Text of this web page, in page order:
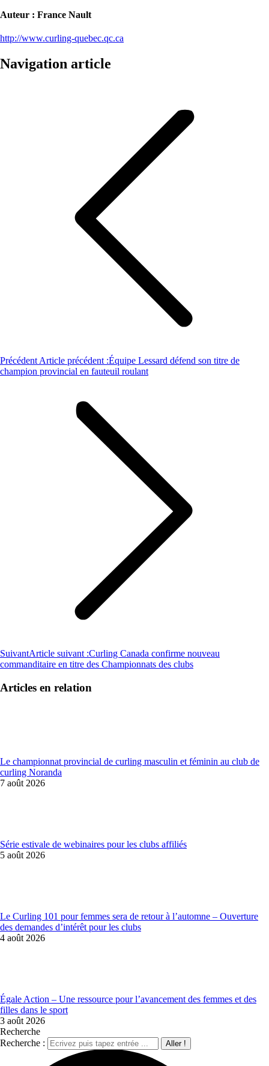
Auteur : France Nault
http://www.curling-quebec.qc.ca
Navigation article
Précédent Article précédent :Équipe Lessard défend son titre de
champion provincial en fauteuil roulant
SuivantArticle suivant :Curling Canada confirme nouveau
commanditaire en titre des Championnats des clubs
Articles en relation
Le championnat provincial de curling masculin et féminin au club de
curling Noranda
7 août 2026
Série estivale de webinaires pour les clubs affiliés
5 août 2026
Le Curling 101 pour femmes sera de retour à l’automne – Ouverture
des demandes d’intérêt pour les clubs
4 août 2026
Égale Action – Une ressource pour l’avancement des femmes et des
filles dans le sport
3 août 2026
Recherche
Recherche :